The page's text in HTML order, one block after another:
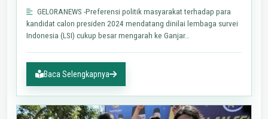
GELORANEWS -Preferensi politik masyarakat terhadap para
kandidat calon presiden 2024 mendatang dinilai lembaga survei
Indonesia (LSI) cukup besar mengarah ke Ganjar…
Baca Selengkapnya